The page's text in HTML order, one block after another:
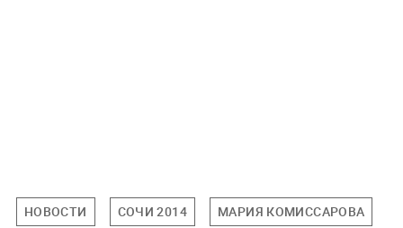
НОВОСТИ СОЧИ 2014 МАРИЯ КОМИССАРОВА